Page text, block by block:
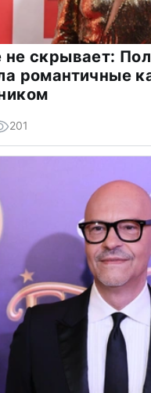
скрывает:
романтичные
201